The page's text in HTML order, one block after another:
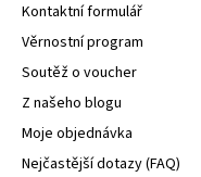
Kontaktní formulář
Věrnostní program
Soutěž o voucher
Z našeho blogu
Moje objednávka
Nejčastější dotazy (FAQ)